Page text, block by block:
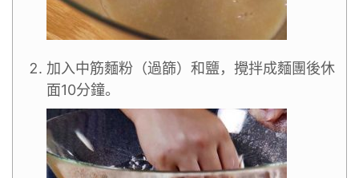
加入中筋麵粉（過篩）和鹽，攪拌成麵團後休
面10分鐘。